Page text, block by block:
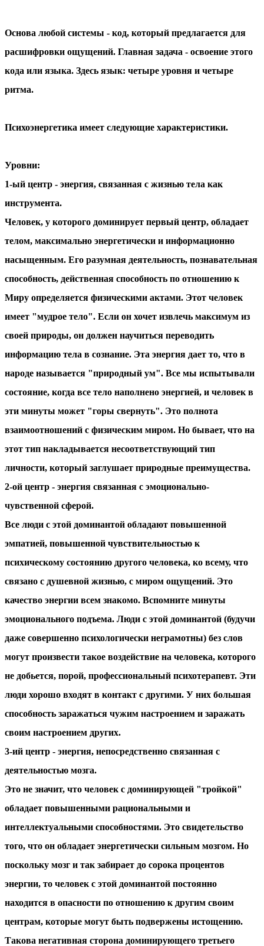
Основа любой системы - код, который предлагается для
расшифровки ощущений. Главная задача - освоение этого
кода или языка. Здесь язык: четыре уровня и четыре
ритма.
Психоэнергетика имеет следующие характеристики.
Уровни:
1-ый центр - энергия, связанная с жизнью тела как
инструмента.
Человек, у которого доминирует первый центр, обладает
телом, максимально энергетически и информационно
насыщенным. Его разумная деятельность, познавательная
способность, действенная способность по отношению к
Миру определяется физическими актами. Этот человек
имеет "мудрое тело". Если он хочет извлечь максимум из
своей природы, он должен научиться переводить
информацию тела в сознание. Эта энергия дает то, что в
народе называется "природный ум". Все мы испытывали
состояние, когда все тело наполнено энергией, и человек в
эти минуты может "горы свернуть". Это полнота
взаимоотношений с физическим миром. Но бывает, что на
этот тип накладывается несоответствующий тип
личности, который заглушает природные преимущества.
2-ой центр - энергия связанная с эмоционально-
чувственной сферой.
Все люди с этой доминантой обладают повышенной
эмпатией, повышенной чувствительностью к
психическому состоянию другого человека, ко всему, что
связано с душевной жизнью, с миром ощущений. Это
качество энергии всем знакомо. Вспомните минуты
эмоционального подъема. Люди с этой доминантой (будучи
даже совершенно психологически неграмотны) без слов
могут произвести такое воздействие на человека, которого
не добьется, порой, профессиональный психотерапевт. Эти
люди хорошо входят в контакт с другими. У них большая
способность заражаться чужим настроением и заражать
своим настроением других.
3-ий центр - энергия, непосредственно связанная с
деятельностью мозга.
Это не значит, что человек с доминирующей "тройкой"
обладает повышенными рациональными и
интеллектуальными способностями. Это свидетельство
того, что он обладает энергетически сильным мозгом. Но
поскольку мозг и так забирает до сорока процентов
энергии, то человек с этой доминантой постоянно
находится в опасности по отношению к другим своим
центрам, которые могут быть подвержены истощению.
Такова негативная сторона доминирующего третьего